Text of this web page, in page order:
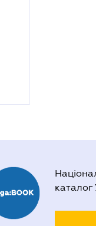
каталог